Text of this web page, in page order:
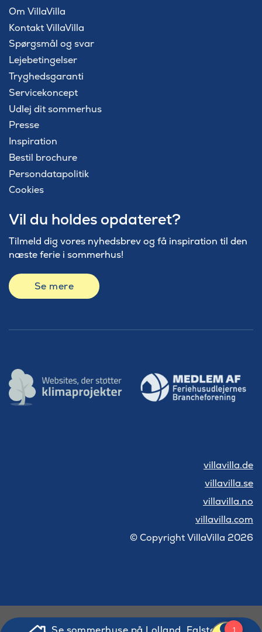
Om VillaVilla
Kontakt VillaVilla
Spørgsmål og svar
Lejebetingelser
Tryghedsgaranti
Servicekoncept
Udlej dit sommerhus
Presse
Inspiration
Bestil brochure
Persondatapolitik
Cookies
Vil du holdes opdateret?
Tilmeld dig vores nyhedsbrev og få inspiration til den
næste ferie i sommerhus!
Se mere
villavilla.de
villavilla.se
villavilla.no
villavilla.com
© Copyright VillaVilla 2026